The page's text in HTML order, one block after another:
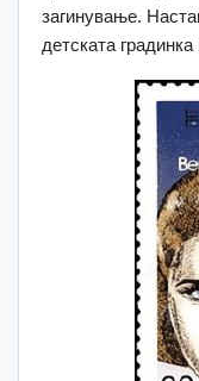
загинување.
детската градинка